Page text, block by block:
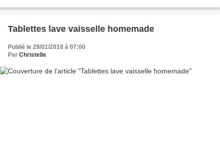
Tablettes lave vaisselle homemade
Publié le 29/01/2018 à 07:00
Par Christelle